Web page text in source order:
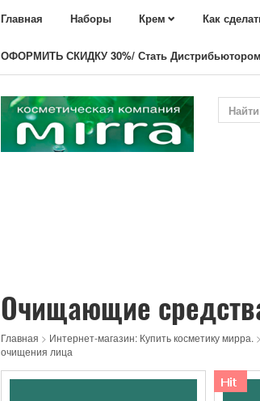
Главная Наборы Крем Как
ОФОРМИТЬ СКИДКУ 30%/ Стать Дистрибьютором
Очищающие
Главная > Интернет-магазин: Купить косметику мирра. >
очищения лица